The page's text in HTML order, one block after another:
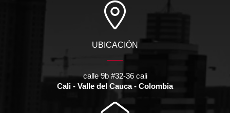
UBICACIÓN
calle 9b #32-36 cali
Cali - Valle del Cauca - Colombia